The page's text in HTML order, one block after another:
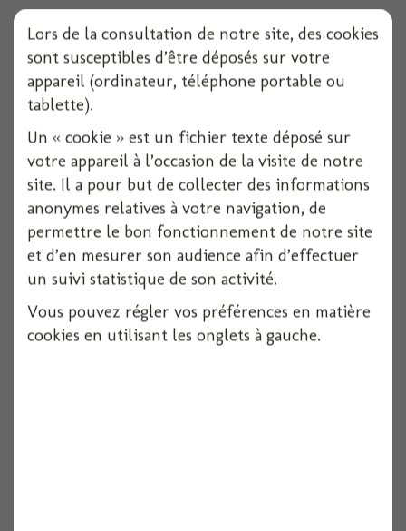
Party box
1 pièces
Voir
Lors de la consultation de notre site, des cookies
sont susceptibles d’être déposés sur votre
appareil (ordinateur, téléphone portable ou
tablette).
Un « cookie » est un fichier texte déposé sur
votre appareil à l’occasion de la visite de notre
site. Il a pour but de collecter des informations
anonymes relatives à votre navigation, de
permettre le bon fonctionnement de notre site
et d’en mesurer son audience afin d’effectuer
un suivi statistique de son activité.
Vous pouvez régler vos préférences en matière
cookies en utilisant les onglets à gauche.